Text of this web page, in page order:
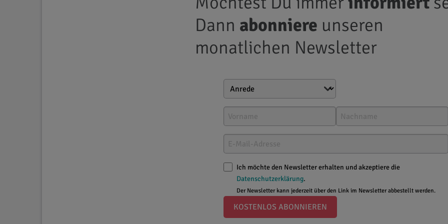
Dann abonniere unseren
monatlichen Newsletter
Ich möchte den Newsletter erhalten und akzeptiere die
Datenschutzerklärung.
Der Newsletter kann jederzeit über den Link im Newsletter abbestellt werden.
KOSTENLOS ABONNIEREN
SOS-Tippsgegen Erkältungen im